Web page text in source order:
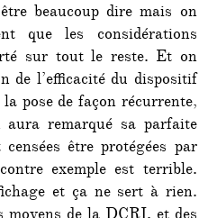
beaucoup dire mais on
que les considérations
sur tout le reste. Et on
de l’efficacité du dispositif
pose de façon récurrente,
aura remarqué sa parfaite
être protégées par
exemple est terrible.
et ça ne sert à rien.